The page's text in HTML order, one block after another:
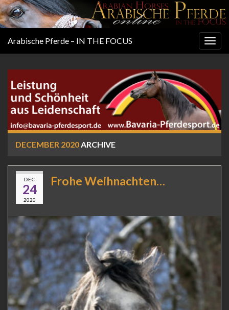
Arabische Pferde – IN THE FOCUS
DECEMBER 2020 ARCHIVE
DEC
24
2020
Frohe Weihnachten…